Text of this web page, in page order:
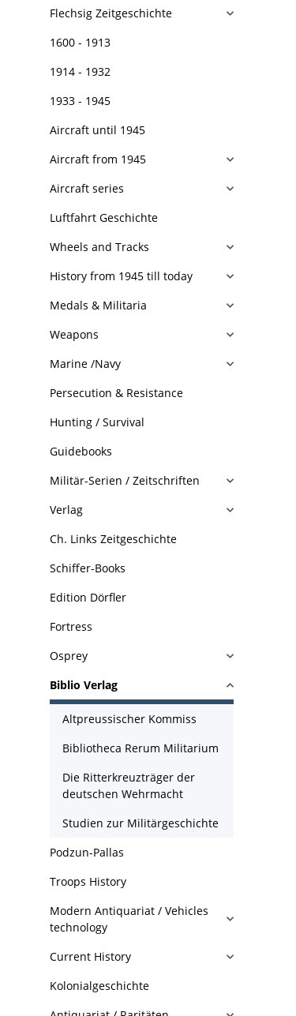
Flechsig Zeitgeschichte
1600 - 1913
1914 - 1932
1933 - 1945
Aircraft until 1945
Aircraft from 1945
Aircraft series
Luftfahrt Geschichte
Wheels and Tracks
History from 1945 till today
Medals & Militaria
Weapons
Marine /Navy
Persecution & Resistance
Hunting / Survival
Guidebooks
Militär-Serien / Zeitschriften
Verlag
Ch. Links Zeitgeschichte
Schiffer-Books
Edition Dörfler
Fortress
Osprey
Biblio Verlag
Altpreussischer Kommiss
Bibliotheca Rerum Militarium
Die Ritterkreuzträger der
deutschen Wehrmacht
Studien zur Militärgeschichte
Podzun-Pallas
Troops History
Modern Antiquariat / Vehicles
technology
Current History
Kolonialgeschichte